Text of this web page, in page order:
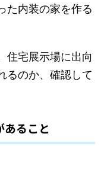
た内装の家を作る
住宅展示場に出向
るのか、確認して
あること